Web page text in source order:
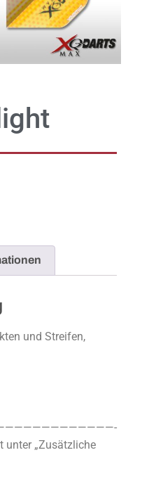
und Streifen,
unter „Zusätzliche